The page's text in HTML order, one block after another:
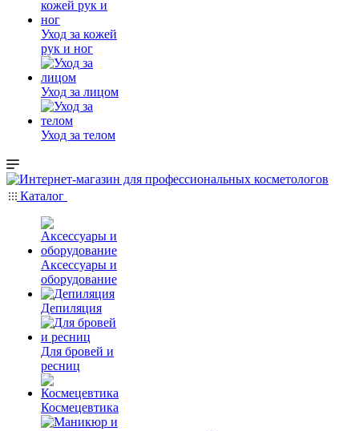
Уход за кожей
рук и ног
Уход за лицом
Уход за телом
Каталог
Аксессуары и
оборудование
Депиляция
Для бровей и
ресниц
Космецевтика